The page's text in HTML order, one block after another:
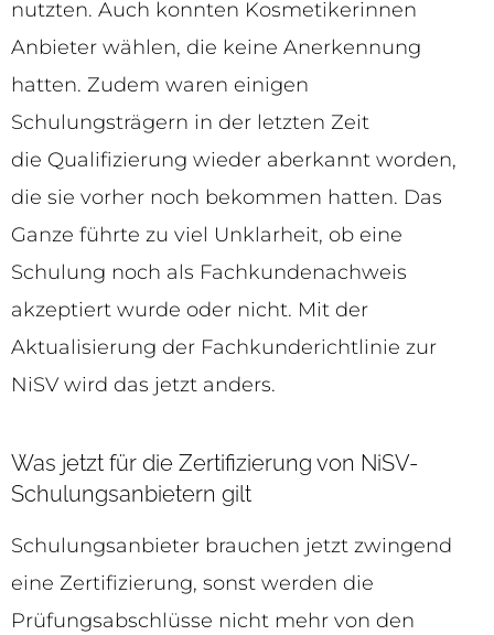
nutzten. Auch konnten Kosmetikerinnen
Anbieter wählen, die keine Anerkennung
hatten. Zudem waren einigen
Schulungsträgern in der letzten Zeit
die Qualifizierung wieder aberkannt worden,
die sie vorher noch bekommen hatten. Das
Ganze führte zu viel Unklarheit, ob eine
Schulung noch als Fachkundenachweis
akzeptiert wurde oder nicht. Mit der
Aktualisierung der Fachkunderichtlinie zur
NiSV wird das jetzt anders.
Was jetzt für die Zertifizierung von NiSV-
Schulungsanbietern gilt
Schulungsanbieter brauchen jetzt zwingend
eine Zertifizierung, sonst werden die
Prüfungsabschlüsse nicht mehr von den